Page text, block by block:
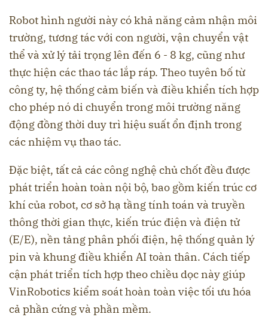
Robot hình người này có khả năng cảm nhận môi
trường, tương tác với con người, vận chuyển vật
thể và xử lý tải trọng lên đến 6 - 8 kg, cũng như
thực hiện các thao tác lắp ráp. Theo tuyên bố từ
công ty, hệ thống cảm biến và điều khiển tích hợp
cho phép nó di chuyển trong môi trường năng
động đồng thời duy trì hiệu suất ổn định trong
các nhiệm vụ thao tác.
Đặc biệt, tất cả các công nghệ chủ chốt đều được
phát triển hoàn toàn nội bộ, bao gồm kiến ​​trúc cơ
khí của robot, cơ sở hạ tầng tính toán và truyền
thông thời gian thực, kiến ​​trúc điện và điện tử
(E/E), nền tảng phân phối điện, hệ thống quản lý
pin và khung điều khiển AI toàn thân. Cách tiếp
cận phát triển tích hợp theo chiều dọc này giúp
VinRobotics kiểm soát hoàn toàn việc tối ưu hóa
cả phần cứng và phần mềm.